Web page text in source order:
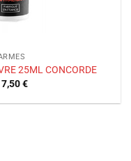
25ML CONCORDE
€